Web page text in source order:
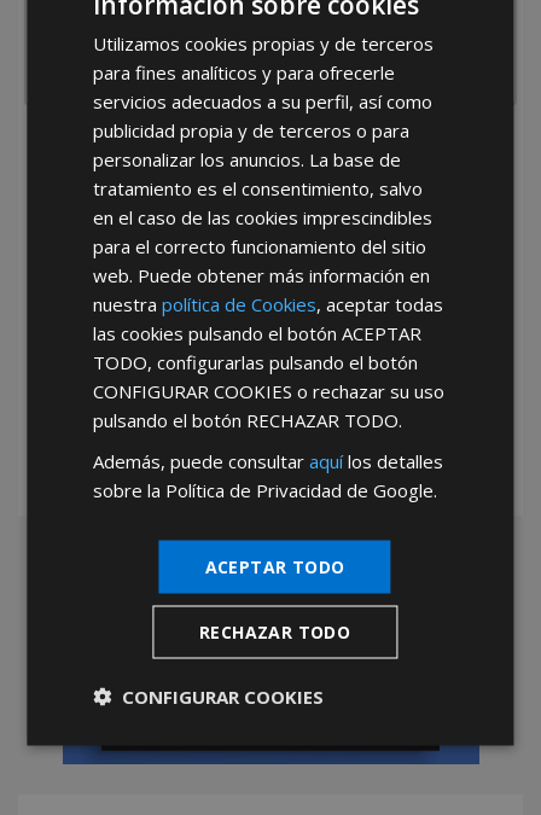
He leído y acepto la Política de Privacidad
*Abstenerse particulares, sólo venta a tiendas y empresas minoristas y
Utilizamos cookies propias y de terceros
para fines analíticos y para ofrecerle
servicios adecuados a su perfil, así como
publicidad propia y de terceros o para
personalizar los anuncios. La base de
tratamiento es el consentimiento, salvo
en el caso de las cookies imprescindibles
para el correcto funcionamiento del sitio
web. Puede obtener más información en
nuestrapolítica de Cookies, aceptar todas
las cookies pulsando el botónACEPTAR
TODO, configurarlas pulsando el botón
CONFIGURAR COOKIES o rechazar su uso
pulsando el botón RECHAZAR TODO.
Además, puede consultaraquílos detalles
sobre la Política de Privacidad de Google.
ACEPTAR TODO
RECHAZAR TODO
CONFIGURAR COOKIES